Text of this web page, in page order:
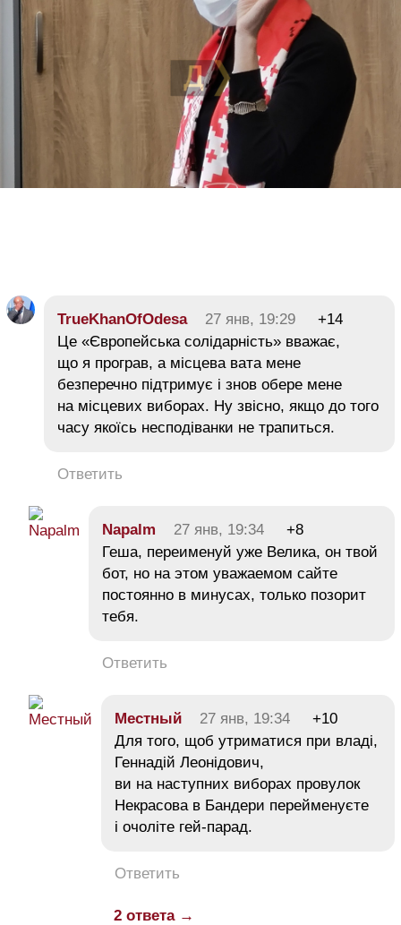
TrueKhanOfOdesa 27 янв, 19:29
+14
Це «Європейська солідарність» вважає,
що я програв, а місцева вата мене
безперечно підтримує і знов обере мене
на місцевих виборах. Ну звісно, якщо до того
часу якоїсь несподіванки не трапиться.
Ответить
Napalm 27 янв, 19:34
+8
Геша, переименуй уже Велика, он твой
бот, но на этом уважаемом сайте
постоянно в минусах, только позорит
тебя.
Ответить
Местный 27 янв, 19:34
+10
Для того, щоб утриматися при владі,
Геннадій Леонідович,
ви на наступних виборах провулок
Некрасова в Бандери перейменуєте
і очоліте гей-парад.
Ответить
2 ответа →